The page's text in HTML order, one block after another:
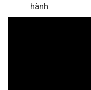
hành